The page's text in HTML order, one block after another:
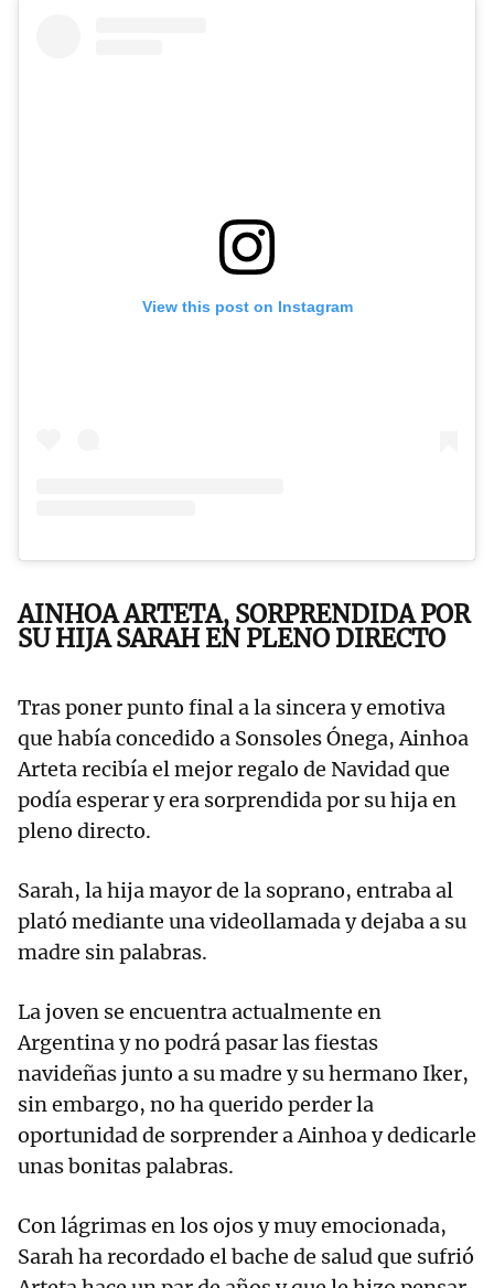
View this post on Instagram
AINHOA ARTETA, SORPRENDIDA POR
SU HIJA SARAH EN PLENO DIRECTO
Tras poner punto final a la sincera y emotiva
que había concedido a Sonsoles Ónega, Ainhoa
Arteta recibía el mejor regalo de Navidad que
podía esperar y era sorprendida por su hija en
pleno directo.
Sarah, la hija mayor de la soprano, entraba al
plató mediante una videollamada y dejaba a su
madre sin palabras.
La joven se encuentra actualmente en
Argentina y no podrá pasar las fiestas
navideñas junto a su madre y su hermano Iker,
sin embargo, no ha querido perder la
oportunidad de sorprender a Ainhoa y dedicarle
unas bonitas palabras.
Con lágrimas en los ojos y muy emocionada,
Sarah ha recordado el bache de salud que sufrió